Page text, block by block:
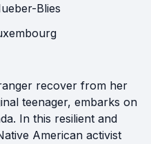
Blies
recover from her
teenager, embarks on
In this resilient and
American activist